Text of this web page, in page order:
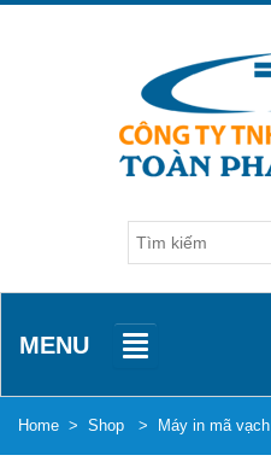
MENU
Home > Shop > Máy in mã vạch